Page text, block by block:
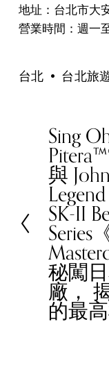
地址：台北市大
營業時間：週一
台北 台北旅
P
r
e
v
i
o
u
s
Sing
與 John
SK-II
Series
秘闖
廠，
的最